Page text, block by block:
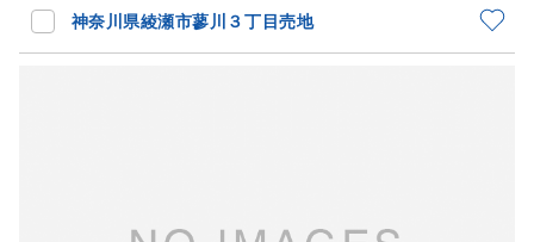
神奈川県綾瀬市蓼川３丁目売地